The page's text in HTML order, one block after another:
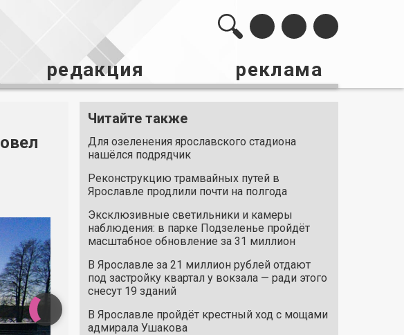
редакция реклама
Читайте также
Для озеленения ярославского стадиона
нашёлся подрядчик
Реконструкцию трамвайных путей в
Ярославле продлили почти на полгода
Эксклюзивные светильники и камеры
наблюдения: в парке Подзеленье пройдёт
масштабное обновление за 31 миллион
В Ярославле за 21 миллион рублей отдают
под застройку квартал у вокзала — ради этого
снесут 19 зданий
В Ярославле пройдёт крестный ход с мощами
адмирала Ушакова